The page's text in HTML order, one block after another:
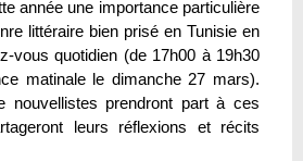
année une importance particulière
littéraire bien prisé en Tunisie en
vous quotidien (de 17h00 à 19h30
matinale le dimanche 27 mars).
nouvellistes prendront part à ces
leurs réflexions et récits